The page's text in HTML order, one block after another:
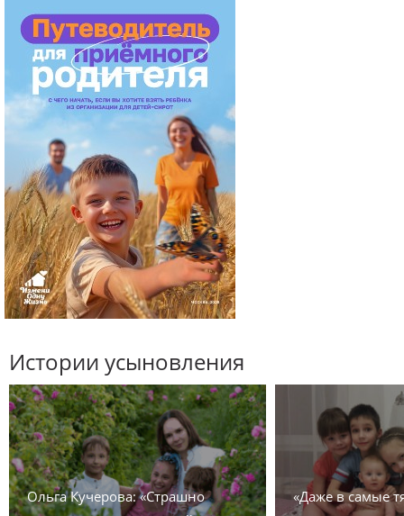
Истории усыновления
Ольга Кучерова: «Страшно
«Даже в самые